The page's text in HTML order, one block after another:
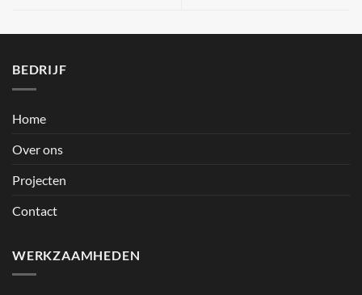
BEDRIJF
Home
Over ons
Projecten
Contact
WERKZAAMHEDEN